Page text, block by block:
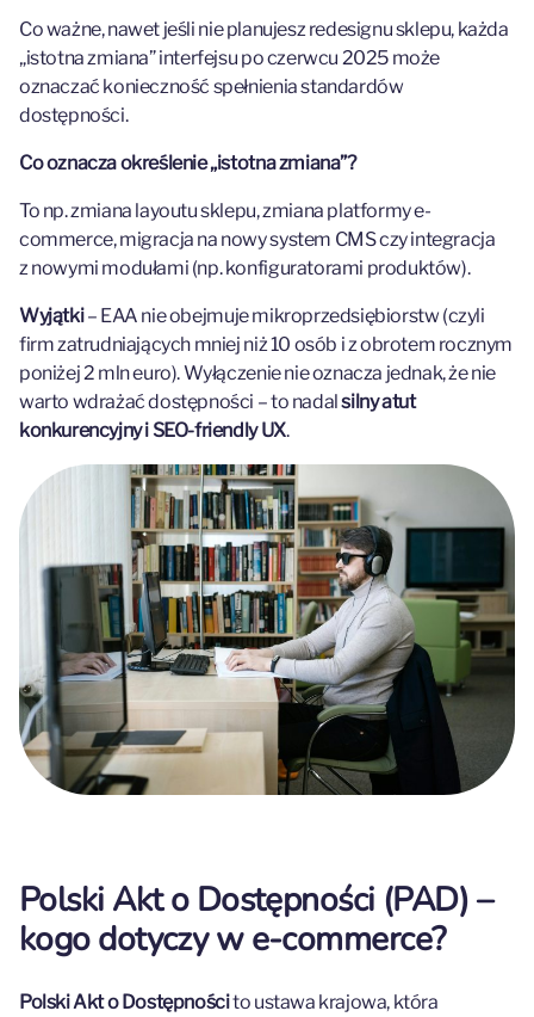
Co ważne,nawet jeśli nie planujesz redesignu sklepu, każda
„istotna zmiana” interfejsu po czerwcu 2025 może
oznaczać konieczność spełnienia standardów
dostępności.
Co oznacza określenie „istotna zmiana”?
To np. zmiana layoutu sklepu, zmiana platformy e-
commerce, migracja na nowy system CMS czy integracja
z nowymi modułami (np. konfiguratorami produktów).
Wyjątki– EAA nie obejmuje mikroprzedsiębiorstw (czyli
firm zatrudniających mniej niż 10 osób i z obrotem rocznym
poniżej 2 mln euro). Wyłączenie nie oznacza jednak, że nie
warto wdrażać dostępności – to nadalsilny atut
konkurencyjny i SEO-friendly UX.
Polski Akt o Dostępności (PAD) –
kogo dotyczy w e-commerce?
Polski Akt o Dostępnościto ustawa krajowa, która